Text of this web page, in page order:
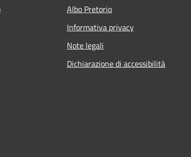
Albo Pretorio
Informativa privacy
Note legali
Dichiarazione di accessibilità